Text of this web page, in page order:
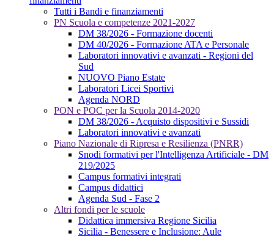
Tutti i Bandi e finanziamenti
PN Scuola e competenze 2021-2027
DM 38/2026 - Formazione docenti
DM 40/2026 - Formazione ATA e Personale
Laboratori innovativi e avanzati - Regioni del
Sud
NUOVO Piano Estate
Laboratori Licei Sportivi
Agenda NORD
PON e POC per la Scuola 2014-2020
DM 38/2026 - Acquisto dispositivi e Sussidi
Laboratori innovativi e avanzati
Piano Nazionale di Ripresa e Resilienza (PNRR)
Snodi formativi per l'Intelligenza Artificiale - DM
219/2025
Campus formativi integrati
Campus didattici
Agenda Sud - Fase 2
Altri fondi per le scuole
Didattica immersiva Regione Sicilia
Sicilia - Benessere e Inclusione: Aule